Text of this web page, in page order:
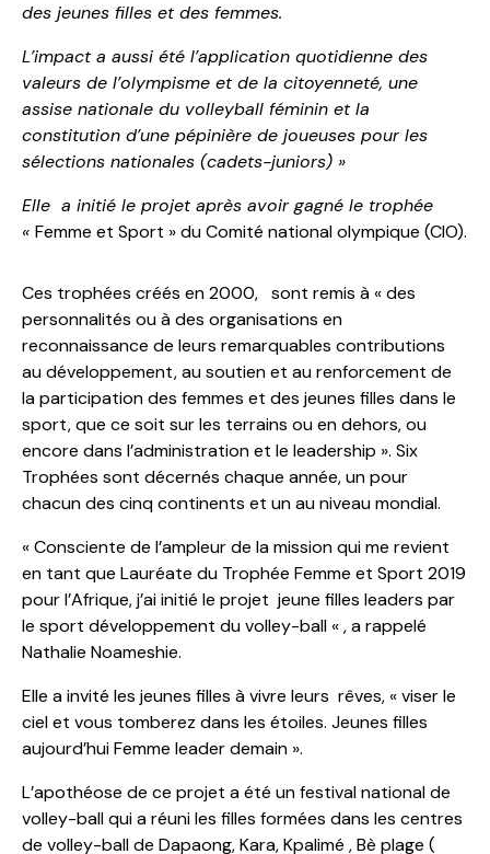
des jeunes filles et des femmes.
L’impact a aussi été l’application quotidienne des
valeurs de l’olympisme et de la citoyenneté, une
assise nationale du volleyball féminin et la
constitution d’une pépinière de joueuses pour les
sélections nationales (cadets-juniors) »
Elle a initié le projet après avoir gagné le trophée
« Femme et Sport » du Comité national olympique (CIO).
Ces trophées créés en 2000, sont remis à « des
personnalités ou à des organisations en
reconnaissance de leurs remarquables contributions
au développement, au soutien et au renforcement de
la participation des femmes et des jeunes filles dans le
sport, que ce soit sur les terrains ou en dehors, ou
encore dans l’administration et le leadership ». Six
Trophées sont décernés chaque année, un pour
chacun des cinq continents et un au niveau mondial.
« Consciente de l’ampleur de la mission qui me revient
en tant que Lauréate du Trophée Femme et Sport 2019
pour l’Afrique, j’ai initié le projet jeune filles leaders par
le sport développement du volley-ball « , a rappelé
Nathalie Noameshie.
Elle a invité les jeunes filles à vivre leurs rêves, « viser le
ciel et vous tomberez dans les étoiles. Jeunes filles
aujourd’hui Femme leader demain ».
L’apothéose de ce projet a été un festival national de
volley-ball qui a réuni les filles formées dans les centres
de volley-ball de Dapaong, Kara, Kpalimé , Bè plage (